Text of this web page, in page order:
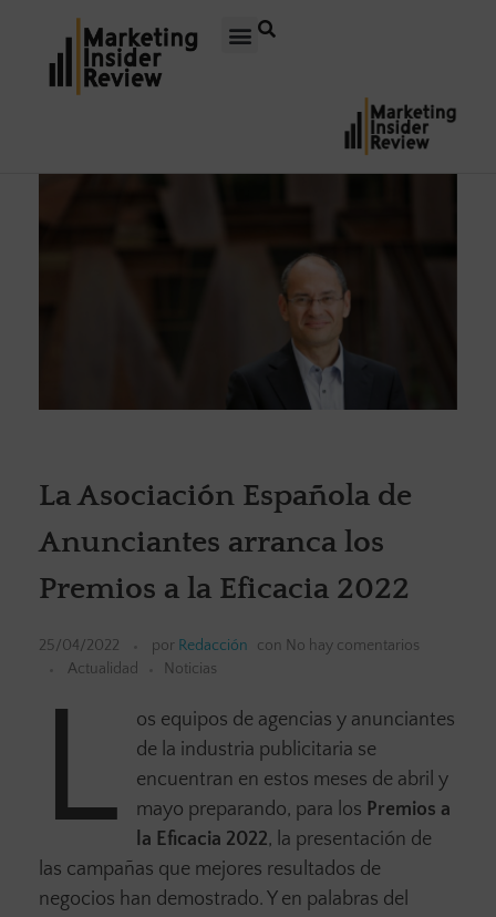
La Asociación Española de
Anunciantes arranca los
Premios a la Eficacia 2022
25/04/2022 por Redacción con No hay comentarios
Actualidad
Noticias
L
os equipos de agencias y anunciantes
de la industria publicitaria se
encuentran en estos meses de abril y
mayo preparando, para los Premios a
la Eficacia 2022, la presentación de
las campañas que mejores resultados de
negocios han demostrado. Y en palabras del